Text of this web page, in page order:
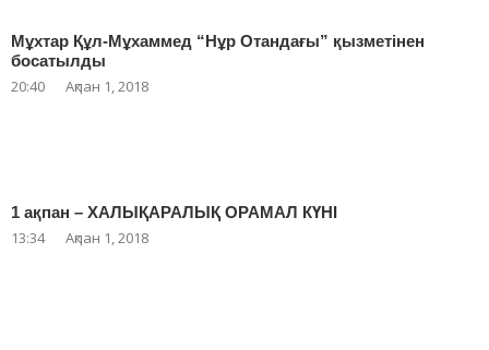
Мұхтар Құл-Мұхаммед “Нұр Отандағы” қызметінен
босатылды
20:40 Ақпан 1, 2018
1 ақпан – ХАЛЫҚАРАЛЫҚ ОРАМАЛ КҮНІ
13:34 Ақпан 1, 2018